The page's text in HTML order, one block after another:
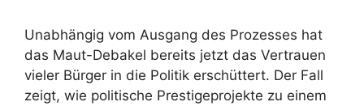
Unabhängig vom Ausgang des Prozesses hat
das Maut-Debakel bereits jetzt das Vertrauen
vieler Bürger in die Politik erschüttert. Der Fall
zeigt, wie politische Prestigeprojekte zu einem